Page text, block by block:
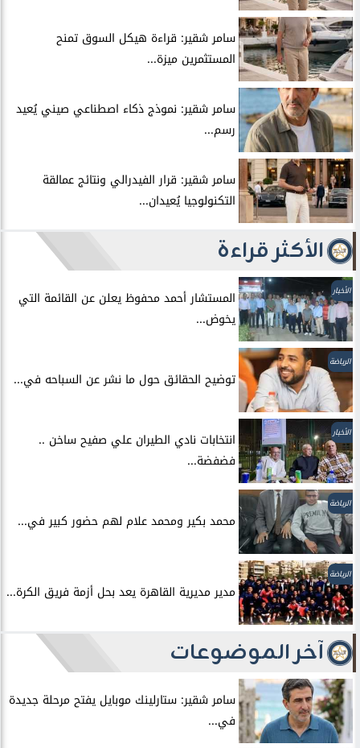
سامر شقير: قراءة هيكل السوق تمنح
المستثمرين ميزة...
سامر شقير: نموذج ذكاء اصطناعي صيني يُعيد
رسم...
سامر شقير: قرار الفيدرالي ونتائج عمالقة
التكنولوجيا يُعيدان...
الأكثر قراءة
الأخبار
المستشار أحمد محفوظ يعلن عن القائمة التي
يخوض...
الرياضة
توضيح الحقائق حول ما نشر عن السباحه في...
الأخبار
انتخابات نادي الطيران علي صفيح ساخن ..
فضفضة...
الرياضة
محمد بكير ومحمد علام لهم حضور كبير في...
الرياضة
مدير مديرية القاهرة يعد بحل أزمة فريق الكرة...
آخر الموضوعات
سامر شقير: ستارلينك موبايل يفتح مرحلة جديدة
في...